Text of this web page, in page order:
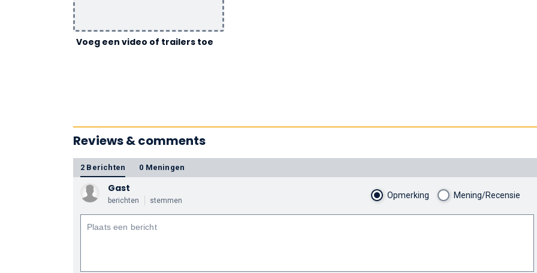
Voeg een video of trailers toe
Reviews & comments
2 Berichten 0 Meningen
Gast
berichten stemmen
Opmerking Mening/Recensie